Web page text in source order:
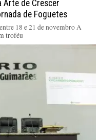
Arte de Crescer
de Foguetes
18 e 21 de novembro A
troféu